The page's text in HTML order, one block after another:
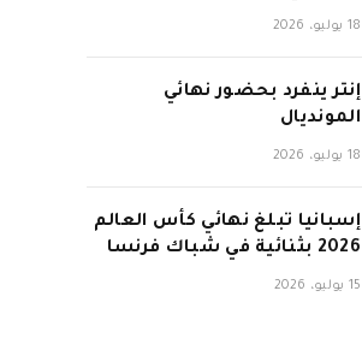
18 يوليو، 2026
إنتر ينفرد بحضور نهائي
المونديال
18 يوليو، 2026
إسبانيا تبلغ نهائي كأس العالم
2026 بثنائية في شباك فرنسا
15 يوليو، 2026